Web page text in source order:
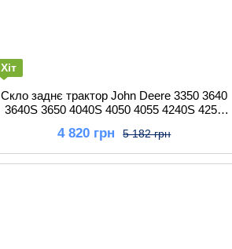
Хіт
Скло заднє трактор John Deere 3350 3640
3640S 3650 4040S 4050 4055 4240S 4250
5 182 грн
4 820 грн